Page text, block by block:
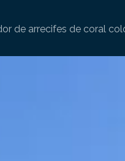
de arrecifes de coral